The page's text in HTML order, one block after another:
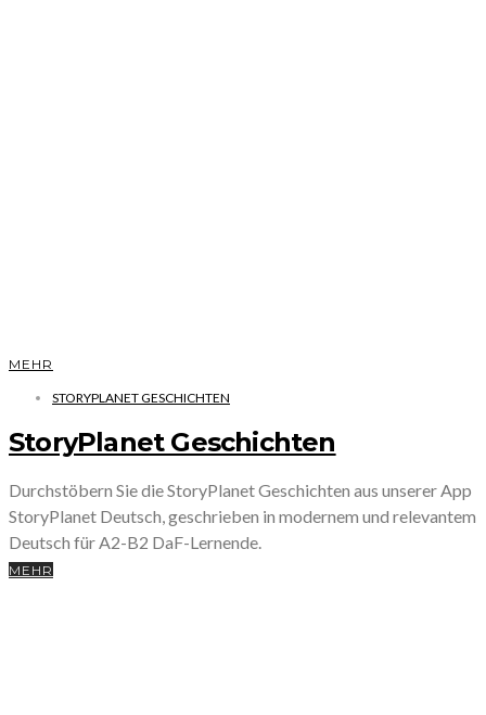
MEHR
STORYPLANET GESCHICHTEN
StoryPlanet Geschichten
Durchstöbern Sie die StoryPlanet Geschichten aus unserer App
StoryPlanet Deutsch, geschrieben in modernem und relevantem
Deutsch für A2-B2 DaF-Lernende.
MEHR